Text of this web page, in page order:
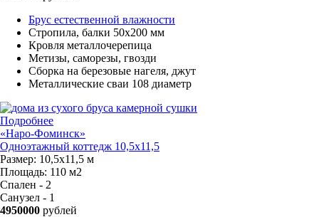
Брус естественной влажности
Стропила, балки 50х200 мм
Кровля металлочерепица
Метизы, саморезы, гвозди
Сборка на березовые нагеля, джут
Металлические сваи 108 диаметр
Подробнее
«Наро-Фоминск»
Одноэтажный коттедж 10,5х11,5
Размер: 10,5х11,5 м
Площадь: 110 м2
Спален - 2
Санузел - 1
4950000 рублей